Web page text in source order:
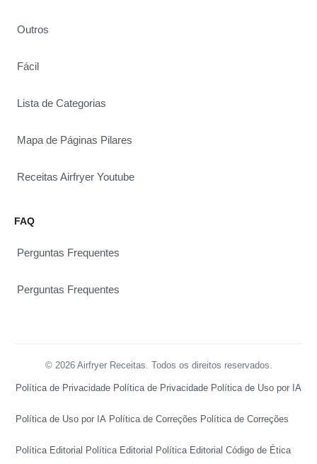
Outros
Fácil
Lista de Categorias
Mapa de Páginas Pilares
Receitas Airfryer Youtube
FAQ
Perguntas Frequentes
Perguntas Frequentes
© 2026 Airfryer Receitas. Todos os direitos reservados.
Política de Privacidade Política de Privacidade Política de Uso por IA
Política de Uso por IA Política de Correções Política de Correções
Política Editorial Política Editorial Política Editorial Código de Ética